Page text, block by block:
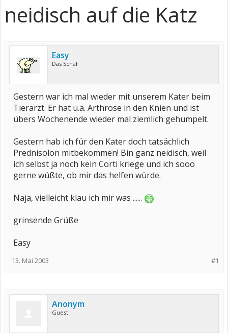
neidisch auf die Katz
Easy
Das Schaf
Gestern war ich mal wieder mit unserem Kater beim
Tierarzt. Er hat u.a. Arthrose in den Knien und ist
übers Wochenende wieder mal ziemlich gehumpelt.
Gestern hab ich für den Kater doch tatsächlich
Prednisolon mitbekommen! Bin ganz neidisch, weil
ich selbst ja noch kein Corti kriege und ich sooo
gerne wüßte, ob mir das helfen würde.
Naja, vielleicht klau ich mir was ......
grinsende Grüße
Easy
#1
13. Mai 2003
Anonym
Guest